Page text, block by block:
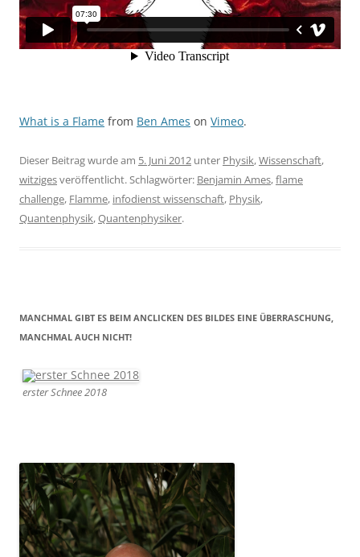
What is a Flame from Ben Ames on Vimeo.
Dieser Beitrag wurde am 5. Juni 2012 unter Physik,Wissenschaft,
witzigesveröffentlicht. Schlagwörter: Benjamin Ames,flame
challenge, Flamme, infodienst wissenschaft, Physik,
Quantenphysik,Quantenphysiker.
MANCHMAL GIBT ES BEIM ANCLICKEN DES BILDES EINE ÜBERRASCHUNG,
MANCHMAL AUCH NICHT!
erster Schnee 2018